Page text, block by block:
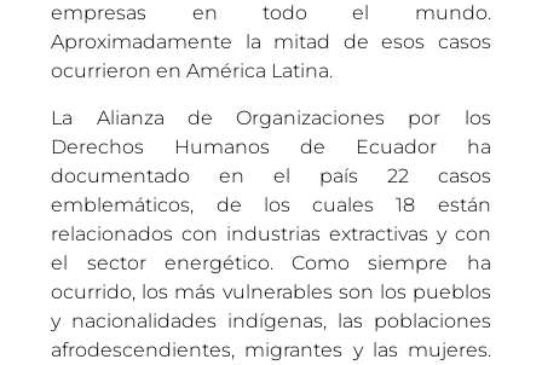
empresas en todo el mundo.
Aproximadamente la mitad de esos casos
ocurrieron en América Latina.
La Alianza de Organizaciones por los
Derechos Humanos de Ecuador ha
documentado en el país 22 casos
emblemáticos, de los cuales 18 están
relacionados con industrias extractivas y con
el sector energético. Como siempre ha
ocurrido, los más vulnerables son los pueblos
y nacionalidades indígenas, las poblaciones
afrodescendientes, migrantes y las mujeres.